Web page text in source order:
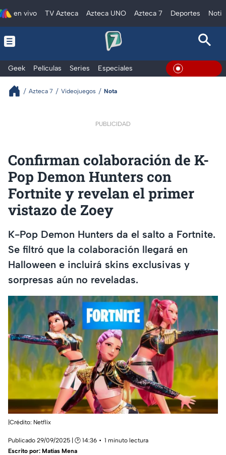
en vivo TV Azteca Azteca UNO Azteca 7 Deportes
Geek Películas Series Especiales En Vivo
Azteca 7 Videojuegos Nota
PUBLICIDAD
Confirman colaboración de K-
Pop Demon Hunters con
Fortnite y revelan el primer
vistazo de Zoey
K-Pop Demon Hunters da el salto a Fortnite.
Se filtró que la colaboración llegará en
Halloween e incluirá skins exclusivas y
sorpresas aún no reveladas.
|Crédito: Netflix
Publicado 29/09/2025 | 🕑 14:36
1 minuto lectura
Escrito por: Matías Mena